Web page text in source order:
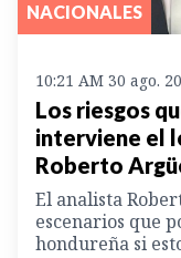
NACIONALES
10:21 AM 30 ago.
Los riesgos
interviene el
Roberto
El analista
escenarios que
hondureña si